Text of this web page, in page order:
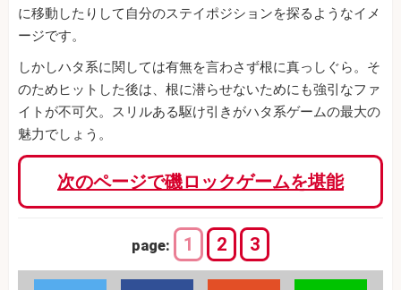
に移動したりして自分のステイポジションを探るようなイメ
ージです。
しかしハタ系に関しては有無を言わさず根に真っしぐら。そ
のためヒットした後は、根に潜らせないためにも強引なファ
イトが不可欠。スリルある駆け引きがハタ系ゲームの最大の
魅力でしょう。
次のページで磯ロックゲームを堪能
page: 1 2 3